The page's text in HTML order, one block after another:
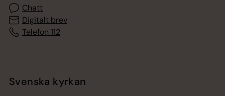
Chatt
Digitalt brev
Telefon 112
Svenska kyrkan